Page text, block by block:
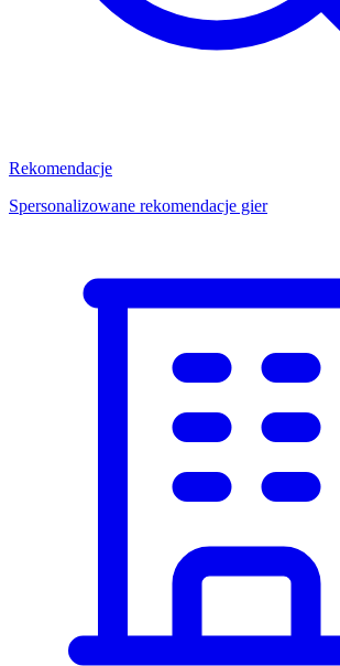
Rekomendacje
Spersonalizowane rekomendacje gier